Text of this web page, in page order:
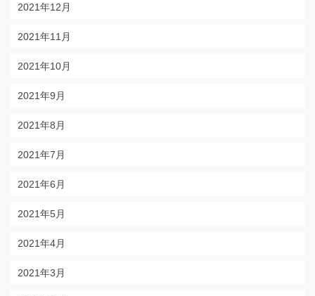
2021年12月
2021年11月
2021年10月
2021年9月
2021年8月
2021年7月
2021年6月
2021年5月
2021年4月
2021年3月